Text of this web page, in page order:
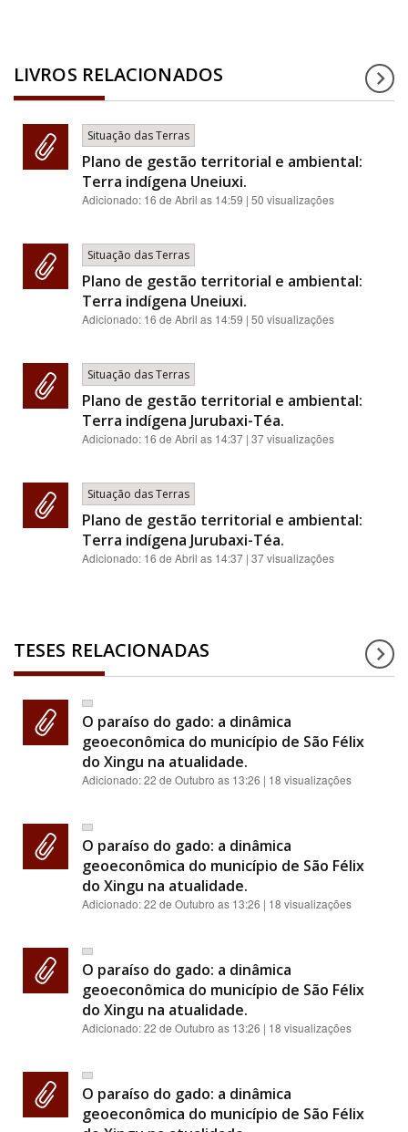
LIVROS RELACIONADOS
Situação das Terras
Plano de gestão territorial e ambiental:
Terra indígena Uneiuxi.
Adicionado: 16 de Abril as 14:59 | 50 visualizações
Situação das Terras
Plano de gestão territorial e ambiental:
Terra indígena Uneiuxi.
Adicionado: 16 de Abril as 14:59 | 50 visualizações
Situação das Terras
Plano de gestão territorial e ambiental:
Terra indígena Jurubaxi-Téa.
Adicionado: 16 de Abril as 14:37 | 37 visualizações
Situação das Terras
Plano de gestão territorial e ambiental:
Terra indígena Jurubaxi-Téa.
Adicionado: 16 de Abril as 14:37 | 37 visualizações
TESES RELACIONADAS
O paraíso do gado: a dinâmica
geoeconômica do município de São Félix
do Xingu na atualidade.
Adicionado:22 de Outubro as 13:26 | 18 visualizações
O paraíso do gado: a dinâmica
geoeconômica do município de São Félix
do Xingu na atualidade.
Adicionado:22 de Outubro as 13:26 | 18 visualizações
O paraíso do gado: a dinâmica
geoeconômica do município de São Félix
do Xingu na atualidade.
Adicionado:22 de Outubro as 13:26 | 18 visualizações
O paraíso do gado: a dinâmica
geoeconômica do município de São Félix